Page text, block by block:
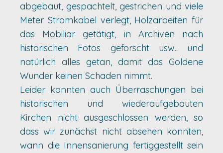
abgebaut, gespachtelt, gestrichen und viele
Meter Stromkabel verlegt, Holzarbeiten für
das Mobiliar getätigt, in Archiven nach
historischen Fotos geforscht usw.. und
natürlich alles getan, damit das Goldene
Wunder keinen Schaden nimmt.
Leider konnten auch Überraschungen bei
historischen und wiederaufgebauten
Kirchen nicht ausgeschlossen werden, so
dass wir zunächst nicht absehen konnten,
wann die Innensanierung fertiggestellt sein